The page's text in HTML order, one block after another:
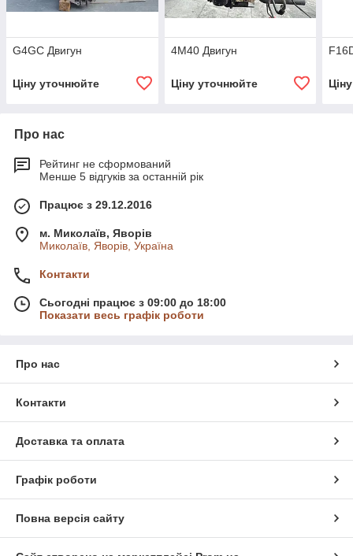
G4GC Двигун
Ціну уточнюйте
4M40 Двигун
Ціну уточнюйте
Про нас
Рейтинг не сформований
Менше 5 відгуків за останній рік
Працює з 29.12.2016
м. Миколаїв, Яворів
Миколаїв, Яворів, Україна
Контакти
Сьогодні працює з 09:00 до 18:00
Показати весь графік роботи
Про нас
Контакти
Доставка та оплата
Графік роботи
Повна версія сайту